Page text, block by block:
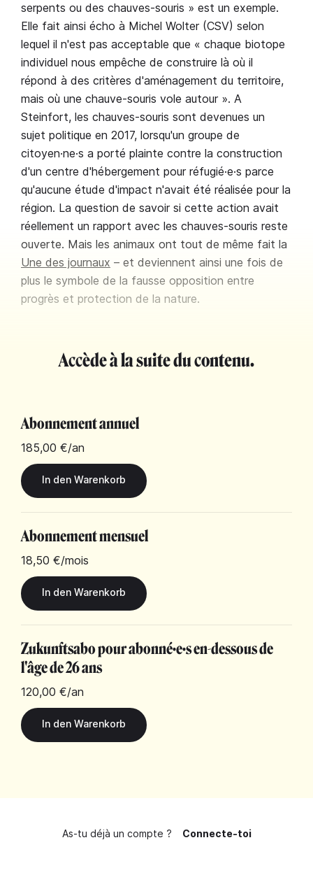
serpents ou des chauves-souris » est un exemple.
Elle fait ainsi écho à Michel Wolter (CSV) selon
lequel il n'est pas acceptable que « chaque biotope
individuel nous empêche de construire là où il
répond à des critères d'aménagement du territoire,
mais où une chauve-souris vole autour ». A
Steinfort, les chauves-souris sont devenues un
sujet politique en 2017, lorsqu'un groupe de
citoyen·ne·s a porté plainte contre la construction
d'un centre d'hébergement pour réfugié·e·s parce
qu'aucune étude d'impact n'avait été réalisée pour la
région. La question de savoir si cette action avait
réellement un rapport avec les chauves-souris reste
ouverte. Mais les animaux ont tout de même fait la
Une des journaux – et deviennent ainsi une fois de
plus le symbole de la fausse opposition entre
progrès et protection de la nature.
Accède à la suite du contenu.
Abonnement annuel
185,00 €/an
Abonnement mensuel
18,50 €/mois
Zukunftsabo pour abonné·e·s en-dessous de
l'âge de 26 ans
120,00 €/an
As-tu déjà un compte ? Connecte-toi